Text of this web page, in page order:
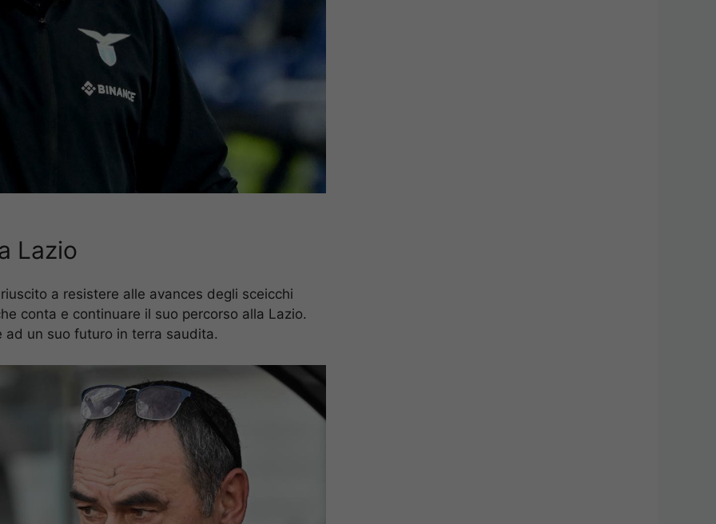
Lazio
a resistere alle avances degli sceicchi
conta e continuare il suo percorso alla Lazio.
un suo futuro in terra saudita.